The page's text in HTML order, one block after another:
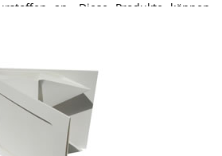
an. Diese Produkte können
für das besondere Event geeignet.
mit Etiketten versehen, aber auch
Sie uns an für Gravuren oder